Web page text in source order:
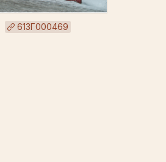
613Г000469